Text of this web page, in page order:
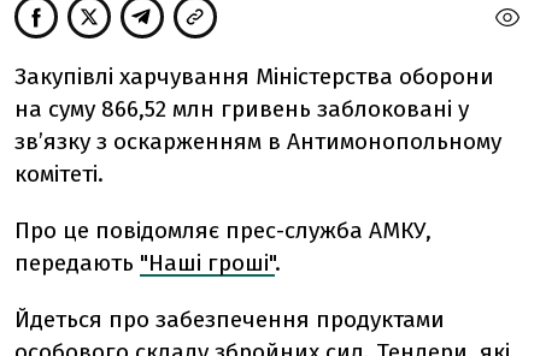
Закупівлі харчування Міністерства оборони
на суму 866,52 млн гривень заблоковані у
зв’язку з оскарженням в Антимонопольному
комітеті.
Про це повідомляє прес-служба АМКУ,
передають "Наші гроші".
Йдеться про забезпечення продуктами